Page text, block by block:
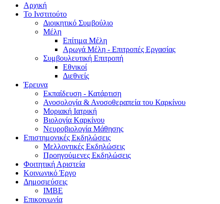
Αρχική
Το Ινστιτούτο
Διοικητικό Συμβούλιο
Μέλη
Επίτιμα Μέλη
Αρωγά Μέλη - Επιτροπές Εργασίας
Συμβουλευτική Επιτροπή
Εθνικοί
Διεθνείς
Έρευνα
Εκπαίδευση - Κατάρτιση
Ανοσολογία & Ανοσοθεραπεία του Καρκίνου
Μοριακή Ιατρική
Βιολογία Kαρκίνου
Νευροβιολογία Μάθησης
Επιστημονικές Εκδηλώσεις
Μελλοντικές Εκδηλώσεις
Προηγούμενες Εκδηλώσεις
Φοιτητική Αριστεία
Κοινωνικό Έργο
Δημοσιεύσεις
ΙΜΒΕ
Επικοινωνία